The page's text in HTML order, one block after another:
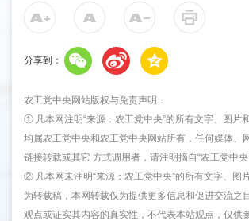
分享到：
农工党中央网站版权与免责声明：
① 凡本网注明“来源：农工党中央”的所有文字、图片
均属农工党中央和农工党中央网站所有，任何媒体、
链接转载或其它 方式调用者，请注明摘自“农工党中央
② 凡本网未注明“来源：农工党中央”的所有文字、图
为转载稿，本网转载仅为提供更多信息和促进交流之
观点或证实其内容的真实性，不代表本站观点，仅供